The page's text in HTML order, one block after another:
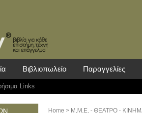
Βιβλιοπωλείο Παραγγελίες
Links
Home > Μ,Μ,Ε, - ΘΕΑΤΡΟ -